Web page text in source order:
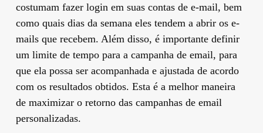
costumam fazer login em suas contas de e-mail, bem
como quais dias da semana eles tendem a abrir os e-
mails que recebem. Além disso, é importante definir
um limite de tempo para a campanha de email, para
que ela possa ser acompanhada e ajustada de acordo
com os resultados obtidos. Esta é a melhor maneira
de maximizar o retorno das campanhas de email
personalizadas.